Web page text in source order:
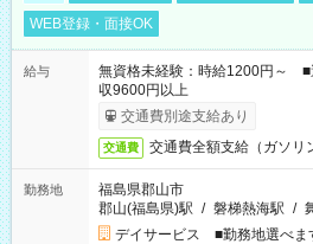
WEB登録・面接OK
給与
無資格未経験：時給1200円～
収9600円以上
交通費別途支給あり
交通費 交通費全額支給（ガソリ
勤務地
福島県郡山市
郡山(福島県)駅 / 磐梯熱海駅 /
デイサービス ■勤務地選べま